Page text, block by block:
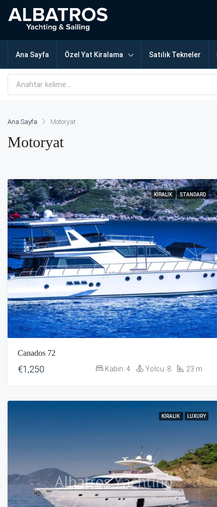
Ana Sayfa Özel Yat Kiralama Satılık Tekneler
Ana Sayfa Motoryat
Motoryat
KIRALIK STANDARD
Canados 72
€1,250 Kabin: 4 Yolcu: 8 23 m
KIRALIK LUXURY